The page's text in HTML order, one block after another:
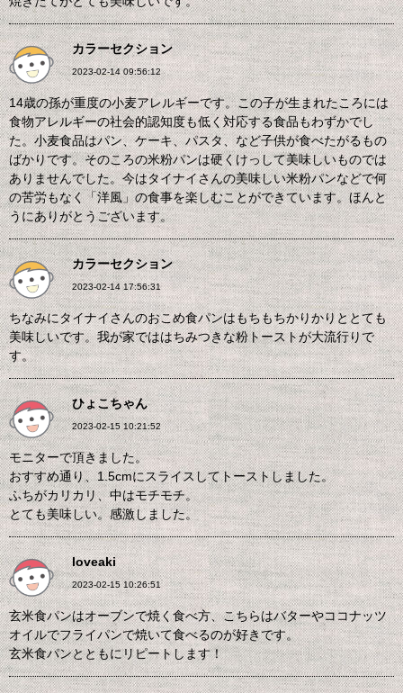
カラーセクション
2023-02-14 09:56:12
14歳の孫が重度の小麦アレルギーです。この子が生まれたころには
食物アレルギーの社会的認知度も低く対応する食品もわずかでし
た。小麦食品はパン、ケーキ、パスタ、など子供が食べたがるもの
ばかりです。そのころの米粉パンは硬くけっして美味しいものでは
ありませんでした。今はタイナイさんの美味しい米粉パンなどで何
の苦労もなく「洋風」の食事を楽しむことができています。ほんと
うにありがとうございます。
カラーセクション
2023-02-14 17:56:31
ちなみにタイナイさんのおこめ食パンはもちもちかりかりととても
美味しいです。我が家でははちみつきな粉トーストが大流行りで
す。
ひょこちゃん
2023-02-15 10:21:52
モニターで頂きました。
おすすめ通り、1.5cmにスライスしてトーストしました。
ふちがカリカリ、中はモチモチ。
とても美味しい。感激しました。
loveaki
2023-02-15 10:26:51
玄米食パンはオーブンで焼く食べ方、こちらはバターやココナッツ
オイルでフライパンで焼いて食べるのが好きです。
玄米食パンとともにリピートします！